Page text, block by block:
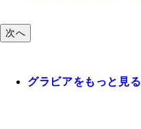
次へ
グラビアをもっと見る